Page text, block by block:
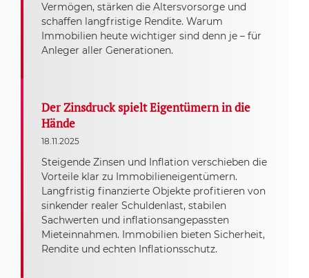
Vermögen, stärken die Altersvorsorge und
schaffen langfristige Rendite. Warum
Immobilien heute wichtiger sind denn je – für
Anleger aller Generationen.
Der Zinsdruck spielt Eigentümern in die
Hände
18.11.2025
Steigende Zinsen und Inflation verschieben die
Vorteile klar zu Immobilieneigentümern.
Langfristig finanzierte Objekte profitieren von
sinkender realer Schuldenlast, stabilen
Sachwerten und inflationsangepassten
Mieteinnahmen. Immobilien bieten Sicherheit,
Rendite und echten Inflationsschutz.